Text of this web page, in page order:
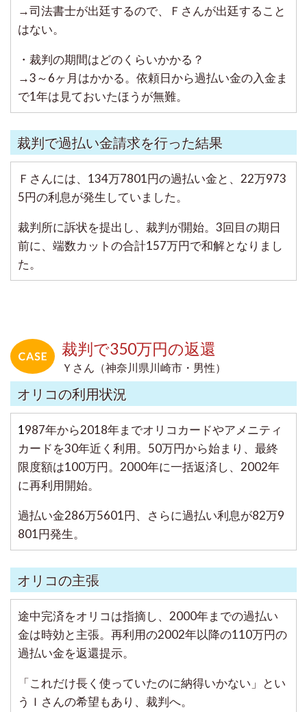
→司法書士が出廷するので、Ｆさんが出廷すること
はない。
・裁判の期間はどのくらいかかる？
→3～6ヶ月はかかる。依頼日から過払い金の入金ま
で1年は見ておいたほうが無難。
裁判で過払い金請求を行った結果
Ｆさんには、134万7801円の過払い金と、22万973
5円の利息が発生していました。
裁判所に訴状を提出し、裁判が開始。3回目の期日
前に、端数カットの合計157万円で和解となりまし
た。
裁判で350万円の返還
Ｙさん（神奈川県川崎市・男性）
オリコの利用状況
1987年から2018年までオリコカードやアメニティ
カードを30年近く利用。50万円から始まり、最終
限度額は100万円。2000年に一括返済し、2002年
に再利用開始。
過払い金286万5601円、さらに過払い利息が82万9
801円発生。
オリコの主張
途中完済をオリコは指摘し、2000年までの過払い
金は時効と主張。再利用の2002年以降の110万円の
過払い金を返還提示。
「これだけ長く使っていたのに納得いかない」とい
うＩさんの希望もあり、裁判へ。